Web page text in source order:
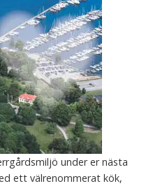
under er nästa
ett välrenommerat kök,